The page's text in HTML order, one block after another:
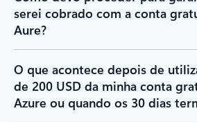
serei cobrado com a conta
Aure?
O que acontece depois de
de 200 USD da minha conta
Azure ou quando os 30 dias